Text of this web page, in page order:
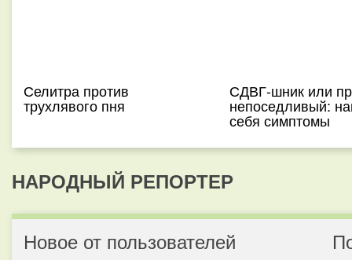
Селитра против
трухлявого пня
СДВГ-шник или
непоседливый:
себя симптомы
НАРОДНЫЙ РЕПОРТЕР
Новое от пользователей